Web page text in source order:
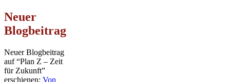
Neuer
Blogbeitrag
Neuer Blogbeitrag
auf “Plan Z – Zeit
für Zukunft”
erschienen: Von